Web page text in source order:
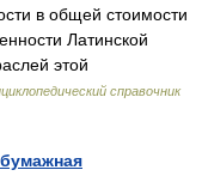
в общей стоимости
Латинской
этой
справочник